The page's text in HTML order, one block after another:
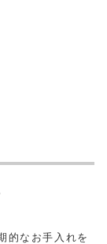
的なお手入れを